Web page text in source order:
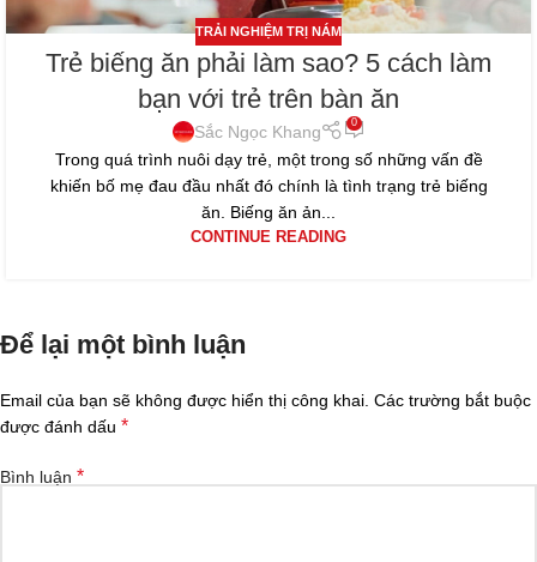
TRẢI NGHIỆM TRỊ NÁM
Trẻ biếng ăn phải làm sao? 5 cách làm
bạn với trẻ trên bàn ăn
Sắc Ngọc Khang 0
Trong quá trình nuôi dạy trẻ, một trong số những vấn đề
khiến bố mẹ đau đầu nhất đó chính là tình trạng trẻ biếng
ăn. Biếng ăn ản...
CONTINUE READING
Để lại một bình luận
Email của bạn sẽ không được hiển thị công khai. Các trường bắt buộc
được đánh dấu *
Bình luận *